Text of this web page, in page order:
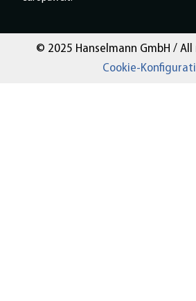
© 2025 Hanselmann GmbH /
Cookie-